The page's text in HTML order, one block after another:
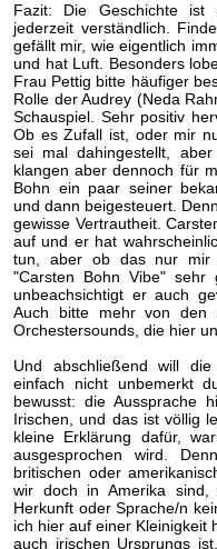
Fazit: Die Geschichte ist
jederzeit verständlich.
gefällt mir, wie eigentlich
und hat Luft. Besonders
Frau Pettig bitte häufiger
Rolle der Audrey (Neda
Schauspiel. Sehr positiv
Ob es Zufall ist, oder mir
sei mal dahingestellt,
klangen aber dennoch für
Bohn ein paar seiner
und dann beigesteuert.
gewisse Vertrautheit.
auf und er hat
tun, aber ob das nur
"Carsten Bohn Vibe" sehr
unbeachsichtigt er auch
Auch bitte mehr von den
Orchestersounds, die hier
Und abschließend will
einfach nicht unbemerkt
bewusst: die Aussprache
Irischen, und das ist völlig
kleine Erklärung dafür,
ausgesprochen wird.
britischen oder
wir doch in Amerika sind,
Herkunft oder Sprache/n
ich hier auf einer Kleinigkeit
auch irischen Ursprungs